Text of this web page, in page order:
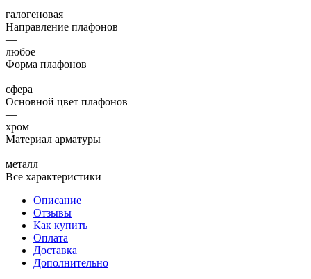
галогеновая
Направление плафонов
—
любое
Форма плафонов
—
сфера
Основной цвет плафонов
—
хром
Материал арматуры
—
металл
Все характеристики
Описание
Отзывы
Как купить
Оплата
Доставка
Дополнительно